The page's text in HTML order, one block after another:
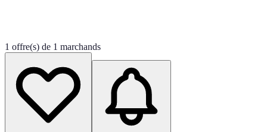
1 offre(s) de 1 marchands